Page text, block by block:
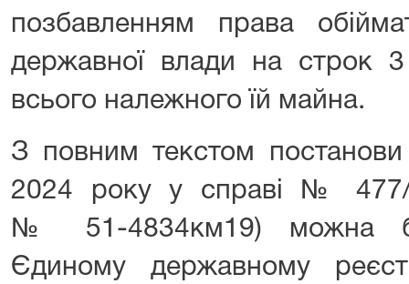
позбавленням права
державної влади на строк
всього належного їй майна.
З повним текстом
2024 року у справі № 477/
№ 51-4834км19) можна
Єдиному державному